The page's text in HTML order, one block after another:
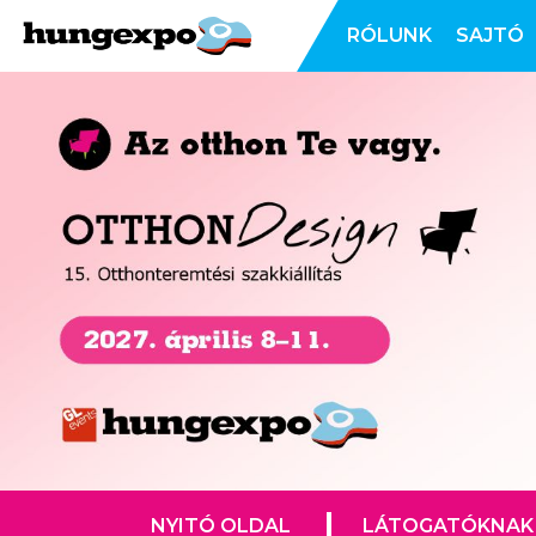
RÓLUNK SAJTÓ
NYITÓ OLDAL LÁTOGATÓKNAK